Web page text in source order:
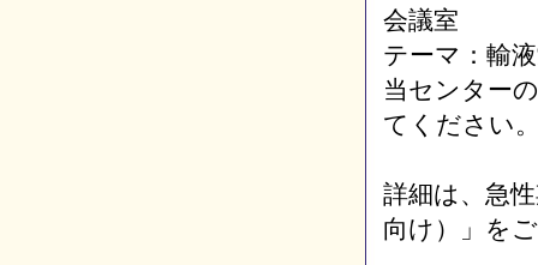
会議室
テーマ：輸
当センター
てください
詳細は、急
向け）」を